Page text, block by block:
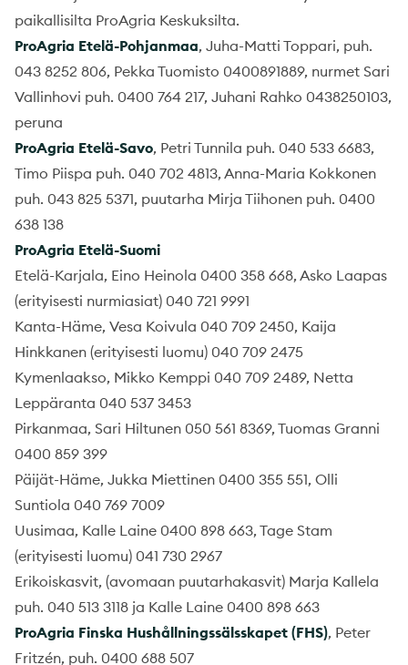
paikallisilta ProAgria Keskuksilta.
ProAgria Etelä-Pohjanmaa, Juha-Matti Toppari, puh.
043 8252 806, Pekka Tuomisto 0400891889, nurmet Sari
Vallinhovi puh. 0400 764 217, Juhani Rahko 0438250103,
peruna
ProAgria Etelä-Savo, Petri Tunnila puh. 040 533 6683,
Timo Piispa puh. 040 702 4813, Anna-Maria Kokkonen
puh. 043 825 5371, puutarha Mirja Tiihonen puh. 0400
638 138
ProAgria Etelä-Suomi
Etelä-Karjala, Eino Heinola 0400 358 668, Asko Laapas
(erityisesti nurmiasiat) 040 721 9991
Kanta-Häme, Vesa Koivula 040 709 2450, Kaija
Hinkkanen (erityisesti luomu) 040 709 2475
Kymenlaakso, Mikko Kemppi 040 709 2489, Netta
Leppäranta 040 537 3453
Pirkanmaa, Sari Hiltunen 050 561 8369, Tuomas Granni
0400 859 399
Päijät-Häme, Jukka Miettinen 0400 355 551, Olli
Suntiola 040 769 7009
Uusimaa, Kalle Laine 0400 898 663, Tage Stam
(erityisesti luomu) 041 730 2967
Erikoiskasvit, (avomaan puutarhakasvit) Marja Kallela
puh. 040 513 3118 ja Kalle Laine 0400 898 663
ProAgria Finska Hushållningssälsskapet (FHS), Peter
Fritzén, puh. 0400 688 507